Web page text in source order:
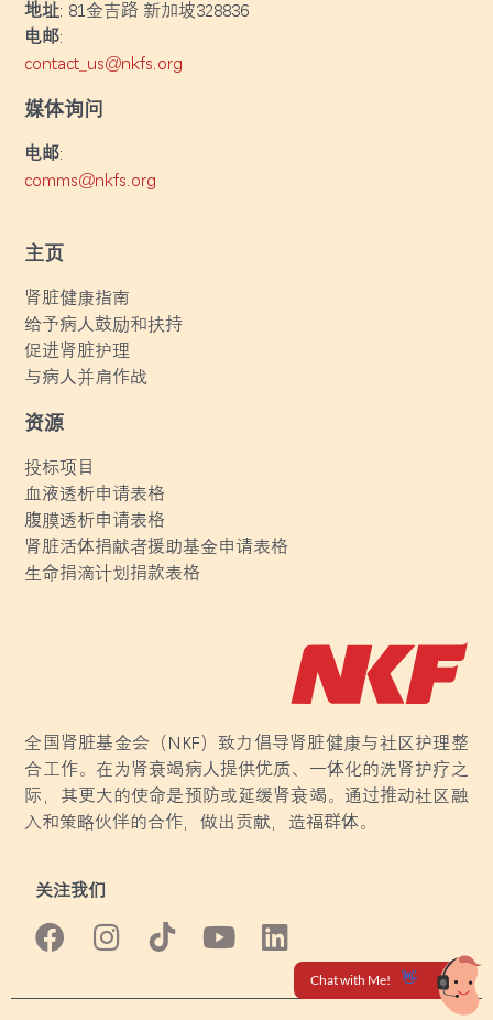
地址: 81金吉路 新加坡328836
电邮:
contact_us@nkfs.org
媒体询问
电邮:
comms@nkfs.org
主页
肾脏健康指南
给予病人鼓励和扶持
促进肾脏护理
与病人并肩作战
资源
投标项目
血液透析申请表格
腹膜透析申请表格
肾脏活体捐献者援助基金申请表格
生命捐滴计划捐款表格
全国肾脏基金会（NKF）致力倡导肾脏健康与社区护理整
合工作。在为肾衰竭病人提供优质、一体化的洗肾护疗之
际，其更大的使命是预防或延缓肾衰竭。通过推动社区融
入和策略伙伴的合作，做出贡献，造福群体。
关注我们
F
c
I
s
Y
u
L
n